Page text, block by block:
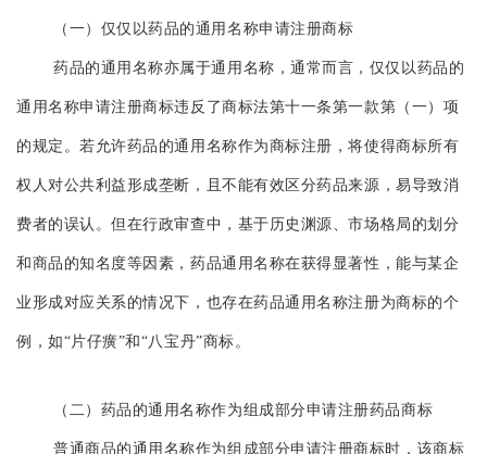
（一）仅仅以药品的通用名称申请注册商标
药品的通用名称亦属于通用名称，通常而言，仅仅以药品的
通用名称申请注册商标违反了商标法第十一条第一款第（一）项
的规定。若允许药品的通用名称作为商标注册，将使得商标所有
权人对公共利益形成垄断，且不能有效区分药品来源，易导致消
费者的误认。但在行政审查中，基于历史渊源、市场格局的划分
和商品的知名度等因素，药品通用名称在获得显著性，能与某企
业形成对应关系的情况下，也存在药品通用名称注册为商标的个
例，如“片仔癀”和“八宝丹”商标。
（二）药品的通用名称作为组成部分申请注册药品商标
普通商品的通用名称作为组成部分申请注册商标时，该商标